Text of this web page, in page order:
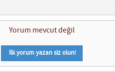
Yorum mevcut değil
İlk yorum yazan siz olun!